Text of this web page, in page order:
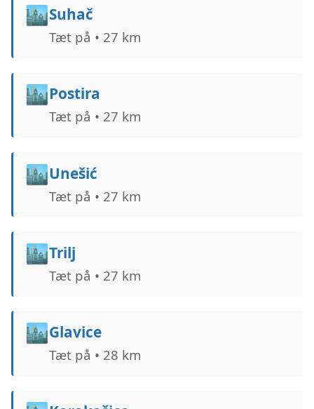
🏙️Suhač
Tæt på • 27 km
🏙️Postira
Tæt på • 27 km
🏙️Unešić
Tæt på • 27 km
🏙️Trilj
Tæt på • 27 km
🏙️Glavice
Tæt på • 28 km